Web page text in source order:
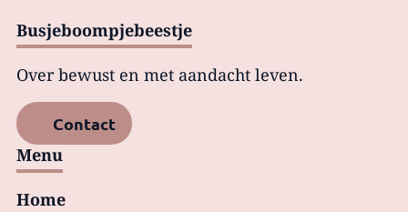
Busjeboompjebeestje
Over bewust en met aandacht leven.
Contact
Menu
Home